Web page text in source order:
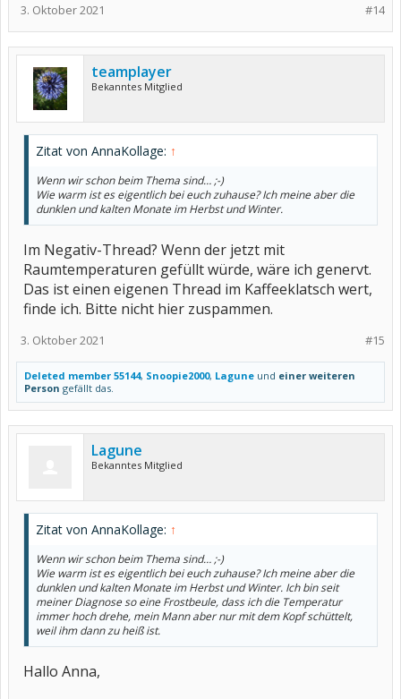
#14
3. Oktober 2021
teamplayer
Bekanntes Mitglied
Zitat von AnnaKollage: ↑
Wenn wir schon beim Thema sind… ;-)
Wie warm ist es eigentlich bei euch zuhause? Ich meine aber die
dunklen und kalten Monate im Herbst und Winter.
Im Negativ-Thread? Wenn der jetzt mit
Raumtemperaturen gefüllt würde, wäre ich genervt.
Das ist einen eigenen Thread im Kaffeeklatsch wert,
finde ich. Bitte nicht hier zuspammen.
#15
3. Oktober 2021
Deleted member 55144, Snoopie2000, Lagune und einer weiteren
Person gefällt das.
Lagune
Bekanntes Mitglied
Zitat von AnnaKollage: ↑
Wenn wir schon beim Thema sind… ;-)
Wie warm ist es eigentlich bei euch zuhause? Ich meine aber die
dunklen und kalten Monate im Herbst und Winter. Ich bin seit
meiner Diagnose so eine Frostbeule, dass ich die Temperatur
immer hoch drehe, mein Mann aber nur mit dem Kopf schüttelt,
weil ihm dann zu heiß ist.
Hallo Anna,